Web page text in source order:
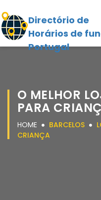
Directório de
Horários de
Portugal
O MELHOR
PARA
HOME BARCELOS
CRIANÇA